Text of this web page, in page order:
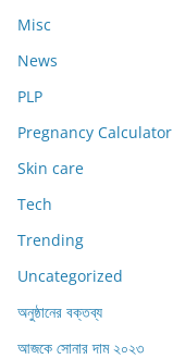
Misc
News
PLP
Pregnancy Calculator
Skin care
Tech
Trending
Uncategorized
অনুষ্ঠানের বক্তব্য
আজকে সোনার দাম ২০২৩